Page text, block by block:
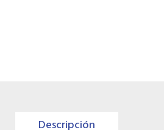
Descripción